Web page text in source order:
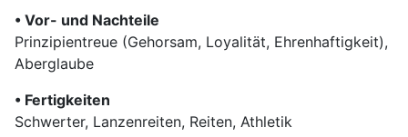
• Vor- und Nachteile
Prinzipientreue (Gehorsam, Loyalität, Ehrenhaftigkeit),
Aberglaube
• Fertigkeiten
Schwerter, Lanzenreiten, Reiten, Athletik